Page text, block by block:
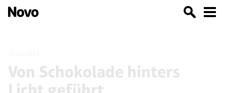
Von Schokolade hinters